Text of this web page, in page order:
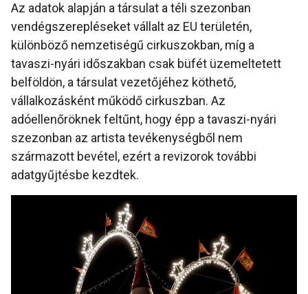
Az adatok alapján a társulat a téli szezonban
vendégszerepléseket vállalt az EU területén,
különböző nemzetiségű cirkuszokban, míg a
tavaszi-nyári időszakban csak büfét üzemeltetett
belföldön, a társulat vezetőjéhez köthető,
vállalkozásként működő cirkuszban. Az
adóellenőröknek feltűnt, hogy épp a tavaszi-nyári
szezonban az artista tevékenységből nem
származott bevétel, ezért a revizorok további
adatgyűjtésbe kezdtek.